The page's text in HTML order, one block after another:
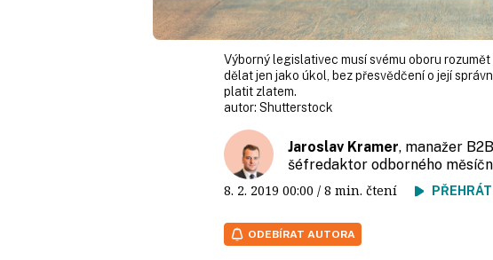
Výborný legislativec musí svému oboru
dělat jen jako úkol, bez přesvědčení o její
platit zlatem.
autor: Shutterstock
Jaroslav Kramer, manažer
šéfredaktor odborného
8. 2. 2019 00:00 / 8 min. čtení
ODEBÍRAT AUTORA